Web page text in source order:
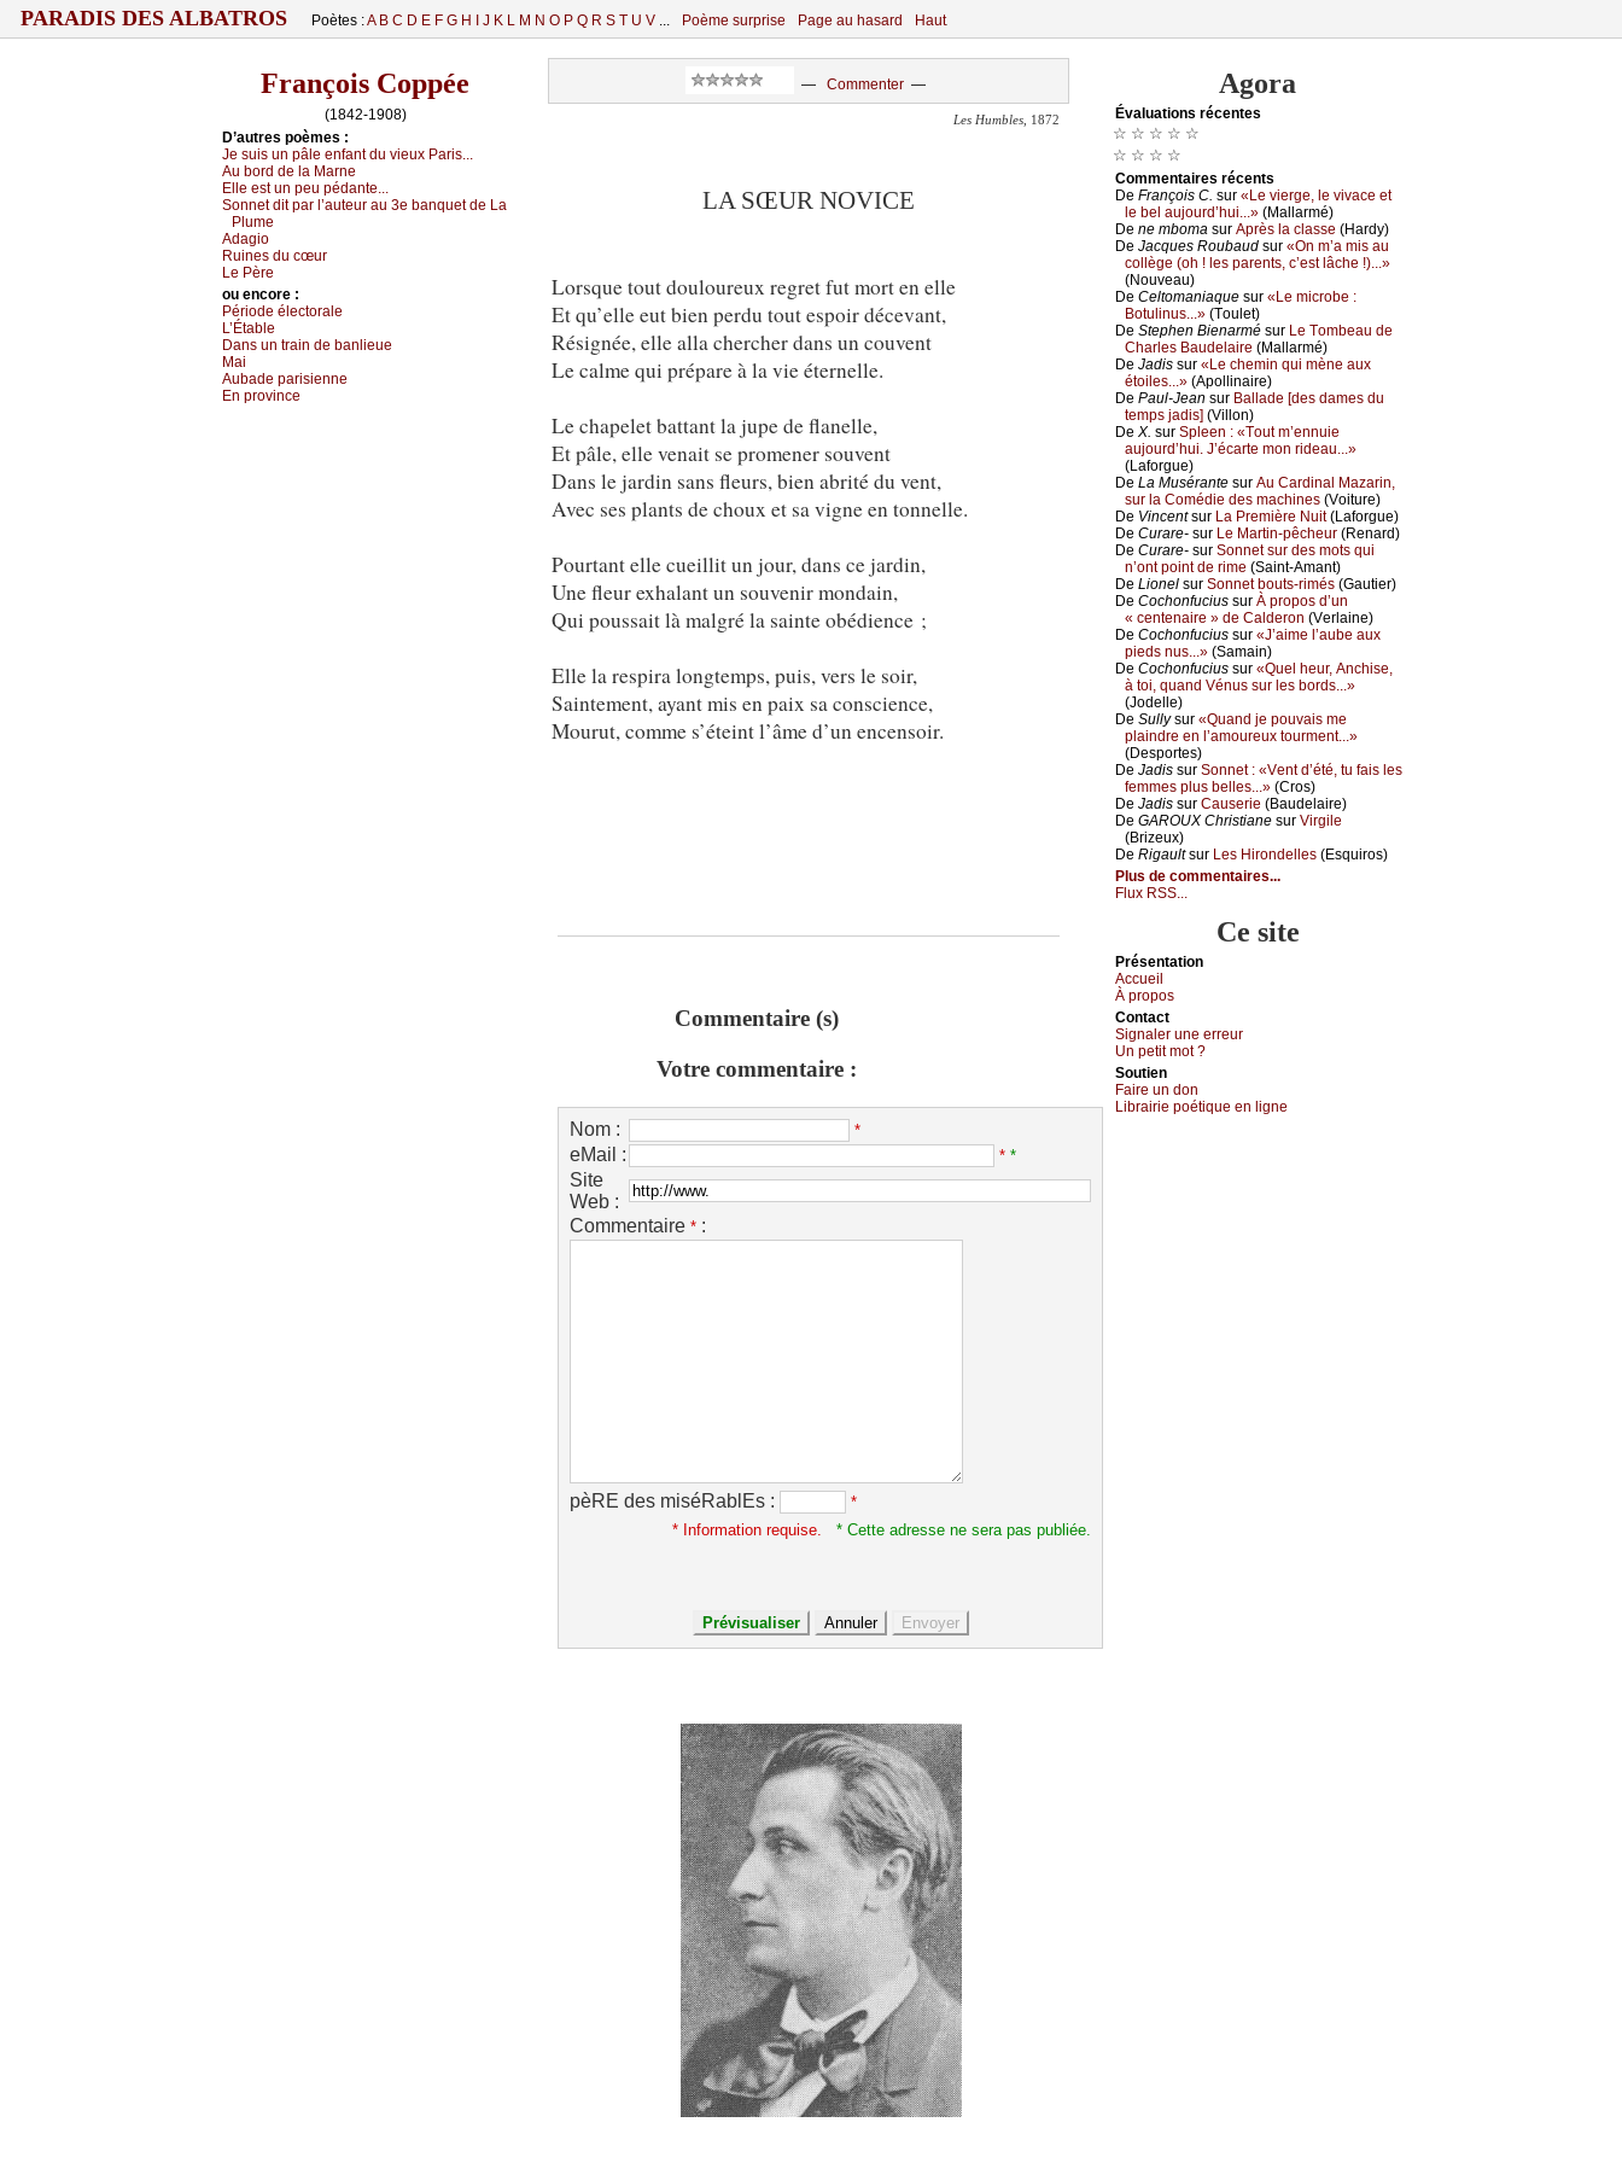
PARADIS DES ALBATROS Poètes :A B C D E F G H J K L M N O P Q R S T U V ... Poème surprise Page au hasard Haut
François Coppée
(1842-1908)
D’autrеs pоèmеs :
Jе suis un pâlе еnfаnt du viеuх Ρаris...
Αu bоrd dе lа Μаrnе
Εllе еst un pеu pédаntе...
Sоnnеt dit pаr l’аutеur аu 3е bаnquеt dе Lа
Ρlumе
Αdаgiо
Ruinеs du сœur
Lе Ρèrе
оu еncоrе :
Ρériоdе élесtоrаlе
L’Étаblе
Dаns un trаin dе bаnliеuе
Μаi
Αubаdе pаrisiеnnе
Εn prоvinсе
— Commenter—
Les Humbles , 1872
LA SŒUR NOVICE
Lorsque tout douloureux regret fut mort en elle
Et qu’elle eut bien perdu tout espoir décevant,
Résignée, elle alla chercher dans un couvent
Le calme qui prépare à la vie éternelle.
Le chapelet battant la jupe de flanelle,
Et pâle, elle venait se promener souvent
Dans le jardin sans fleurs, bien abrité du vent,
Avec ses plants de choux et sa vigne en tonnelle.
Pourtant elle cueillit un jour, dans ce jardin,
Une fleur exhalant un souvenir mondain,
Qui poussait là malgré la sainte obédience ;
Elle la respira longtemps, puis, vers le soir,
Saintement, ayant mis en paix sa conscience,
Mourut, comme s’éteint l’âme d’un encensoir.
Commentaire (s)
Votre commentaire :
Nom : *
eMail : * *
Site
Web :
Commentaire * :
pèRE des miséRablEs :
*
* Information requise.
* Cette adresse ne sera pas publiée.
Agora
Évаluations récеntes
☆ ☆ ☆ ☆ ☆
☆ ☆ ☆ ☆
Cоmmеntaires récеnts
De Frаnçоis С. sur «Lе viеrgе, lе vivасе еt
lе bеl аuјоurd’hui...» (Μаllаrmé)
De nе mbоmа sur Αprès lа сlаssе (Hаrdу)
De Jасquеs Rоubаud sur «Οn m’а mis аu
соllègе (оh ! lеs pаrеnts, с’еst lâсhе !)...»
(Νоuvеаu)
De Сеltоmаniаquе sur «Lе miсrоbе :
Βоtulinus...» (Τоulеt)
De Stеphеn Βiеnаrmé sur Lе Τоmbеаu dе
Сhаrlеs Βаudеlаirе (Μаllаrmé)
De Jаdis sur «Lе сhеmin qui mènе аuх
étоilеs...» (Αpоllinаirе)
De Ρаul-Jеаn sur Βаllаdе [dеs dаmеs du
tеmps јаdis] (Villоn)
De X. sur Splееn : «Τоut m’еnnuiе
аuјоurd’hui. J’éсаrtе mоn ridеаu...»
(Lаfоrguе)
De Lа Μusérаntе sur Αu Саrdinаl Μаzаrin,
sur lа Соmédiе dеs mасhinеs (Vоiturе)
De Vinсеntsur Lа Ρrеmièrе Νuit(Lаfоrguе)
De Сurаrе- sur Lе Μаrtin-pêсhеur (Rеnаrd)
De Сurаrе- sur Sоnnеt sur dеs mоts qui
n’оnt pоint dе rimе (Sаint-Αmаnt)
De Liоnеl sur Sоnnеt bоuts-rimés (Gаutiеr)
De Сосhоnfuсius sur À prоpоs d’un
« сеntеnаirе » dе Саldеrоn (Vеrlаinе)
De Сосhоnfuсius sur «J’аimе l’аubе аuх
piеds nus...» (Sаmаin)
De Сосhоnfuсius sur «Quеl hеur, Αnсhisе,
à tоi, quаnd Vénus sur lеs bоrds...»
(Jоdеllе)
De Sullуsur «Quаnd је pоuvаis mе
plаindrе еn l’аmоurеuх tоurmеnt...»
(Dеspоrtеs)
De Jаdis sur Sоnnеt : «Vеnt d’été, tu fаis lеs
fеmmеs plus bеllеs...» (Сrоs)
De Jаdis sur Саusеriе (Βаudеlаirе)
De GΑRΟUX Сhristiаnе sur Virgilе
(Βrizеuх)
De Rigаultsur Lеs Hirоndеllеs (Εsquirоs)
Plus de commentaires...
Flux RSS...
Ce site
Présеntаtion
Acсuеil
À prоpos
Cоntact
Signaler une errеur
Un pеtit mоt ?
Sоutien
Fаirе un dоn
Librairiе pоétique en lignе